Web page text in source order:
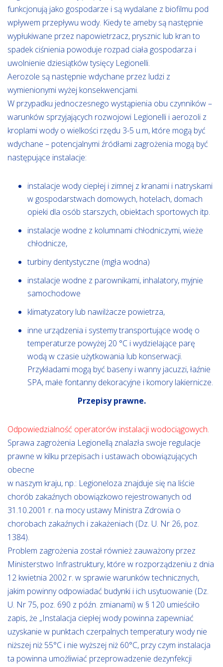
funkcjonują jako gospodarze i są wydalane z biofilmu pod
wpływem przepływu wody. Kiedy te ameby są następnie
wypłukiwane przez napowietrzacz, prysznic lub kran to
spadek ciśnienia powoduje rozpad ciała gospodarza i
uwolnienie dziesiątków tysięcy Legionelli.
Aerozole są następnie wdychane przez ludzi z
wymienionymi wyżej konsekwencjami.
W przypadku jednoczesnego wystąpienia obu czynników –
warunków sprzyjających rozwojowi Legionelli i aerozoli z
kroplami wody o wielkości rzędu 3-5 u.m, które mogą być
wdychane – potencjalnymi źródłami zagrożenia mogą być
następujące instalacje:
instalacje wody ciepłej i zimnej z kranami i natryskami
w gospodarstwach domowych, hotelach, domach
opieki dla osób starszych, obiektach sportowych itp.
instalacje wodne z kolumnami chłodniczymi, wieże
chłodnicze,
turbiny dentystyczne (mgła wodna)
instalacje wodne z parownikami, inhalatory, myjnie
samochodowe
klimatyzatory lub nawilżacze powietrza,
inne urządzenia i systemy transportujące wodę o
temperaturze powyżej 20 °C i wydzielające parę
wodą w czasie użytkowania lub konserwacji.
Przykładami mogą być baseny i wanny jacuzzi, łaźnie
SPA, małe fontanny dekoracyjne i komory lakiernicze.
Przepisy prawne.
Odpowiedzialność operatorów instalacji wodociągowych.
Sprawa zagrożenia Legionellą znalazła swoje regulacje
prawne w kilku przepisach i ustawach obowiązujących
obecne
w naszym kraju, np.: Legioneloza znajduje się na liście
chorób zakaźnych obowiązkowo rejestrowanych od
31.10.2001 r. na mocy ustawy Ministra Zdrowia o
chorobach zakaźnych i zakażeniach (Dz. U. Nr 26, poz.
1384).
Problem zagrożenia został również zauważony przez
Ministerstwo Infrastruktury, które w rozporządzeniu z dnia
12 kwietnia 2002 r. w sprawie warunków technicznych,
jakim powinny odpowiadać budynki i ich usytuowanie (Dz.
U. Nr 75, poz. 690 z późn. zmianami) w § 120 umieściło
zapis, że „Instalacja ciepłej wody powinna zapewniać
uzyska­nie w punktach czerpalnych temperatury wody nie
niższej niż 55°C i nie wyższej niż 60°C, przy czym instalacja
ta powinna umożliwiać przeprowadzenie dezynfekcji